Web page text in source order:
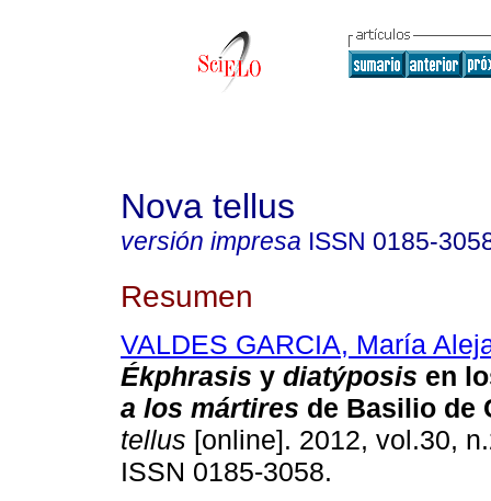
Nova tellus
versión impresa ISSN 0185-
Resumen
VALDES GARCIA, María
Ékphrasis y diatýposis en
a los mártires de Basilio de
tellus [online]. 2012, vol.30,
ISSN 0185-3058.